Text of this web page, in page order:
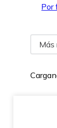
Por
Más